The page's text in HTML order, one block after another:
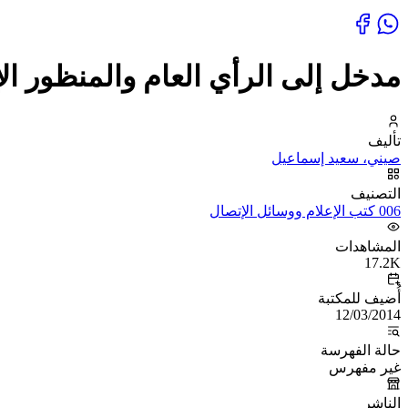
مدخل إلى الرأي العام والمنظور
تأليف
صيني، سعيد إسماعيل
التصنيف
006 كتب الإعلام ووسائل الإتصال
المشاهدات
17.2K
أُضيف للمكتبة
12/03/2014
حالة الفهرسة
غير مفهرس
الناشر